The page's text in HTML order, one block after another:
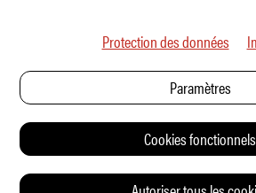
Protection des données
Paramètres
Cookies fonctionnels